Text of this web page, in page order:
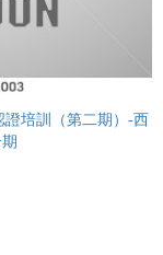
證培訓（第二期）-西